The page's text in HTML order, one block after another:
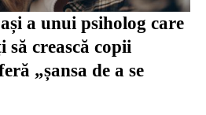
a unui psiholog care
crească copii
„șansa de a se